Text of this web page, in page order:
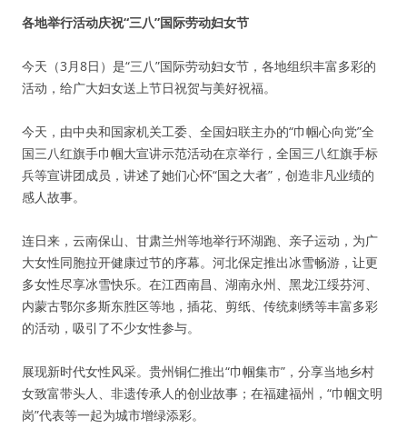
各地举行活动庆祝“三八”国际劳动妇女节
今天（3月8日）是“三八”国际劳动妇女节，各地组织丰富多彩的
活动，给广大妇女送上节日祝贺与美好祝福。
今天，由中央和国家机关工委、全国妇联主办的“巾帼心向党”全
国三八红旗手巾帼大宣讲示范活动在京举行，全国三八红旗手标
兵等宣讲团成员，讲述了她们心怀“国之大者”，创造非凡业绩的
感人故事。
连日来，云南保山、甘肃兰州等地举行环湖跑、亲子运动，为广
大女性同胞拉开健康过节的序幕。河北保定推出冰雪畅游，让更
多女性尽享冰雪快乐。在江西南昌、湖南永州、黑龙江绥芬河、
内蒙古鄂尔多斯东胜区等地，插花、剪纸、传统刺绣等丰富多彩
的活动，吸引了不少女性参与。
展现新时代女性风采。贵州铜仁推出“巾帼集市”，分享当地乡村
女致富带头人、非遗传承人的创业故事；在福建福州，“巾帼文明
岗”代表等一起为城市增绿添彩。